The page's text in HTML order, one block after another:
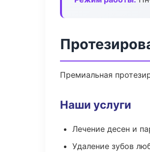
Премиальная
Наши услуги
Лечение десен и
Удаление зубов